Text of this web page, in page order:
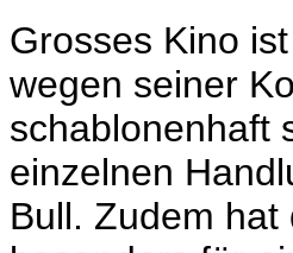
Grosses Kino
wegen seiner
schablonenhaft
einzelnen
Bull. Zudem